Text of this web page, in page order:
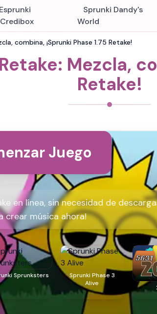
Sprunki Dandy's
World
combina, ¡Sprunki Phase 1.75 Retake!
Mezcla,
Retake!
Juego
en línea, sin necesidad de
crear música ahora!
Sprunksters
Sprunki Phase 3
Alive